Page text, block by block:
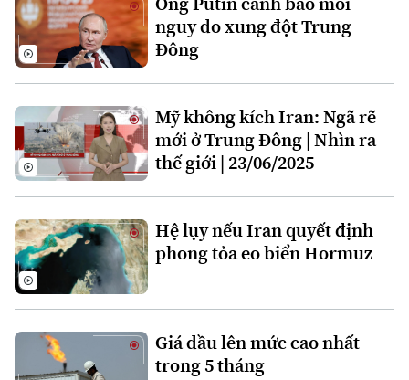
Đất đai
Kinh nghiệm
Xe máy
Thị trường
Tuyển sinh
Hướng nghiệp
Tin tức
Di tích
Sức khỏe
Y tế
Dinh dưỡng
Tư vấn sức khỏe
Bóng đá
Quần vợt
Golf
Giải trí
Sao
Điện ảnh
Âm nhạc
Đã phát sóng
nguy do xung đột Trung
Đông
Mỹ không kích Iran: Ngã rẽ
mới ở Trung Đông | Nhìn ra
thế giới | 23/06/2025
Hệ lụy nếu Iran quyết định
phong tỏa eo biển Hormuz
Giá dầu lên mức cao nhất
trong 5 tháng